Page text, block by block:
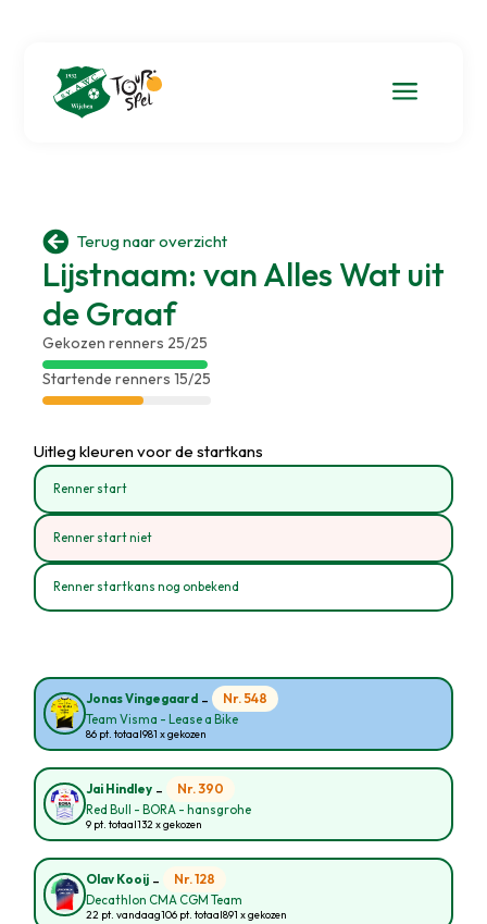
a
 Terug naar overzicht
Lijstnaam: van Alles Wat uit
de Graaf
Gekozen renners 25/25
Startende renners 15/25
Uitleg kleuren voor de startkans
Renner start
Renner start niet
Renner startkans nog onbekend
Jonas Vingegaard - Nr. 548
Team Visma - Lease a Bike
86 pt. totaal981 x gekozen
Jai Hindley - Nr. 390
Red Bull - BORA - hansgrohe
9 pt. totaal132 x gekozen
Olav Kooij - Nr. 128
Decathlon CMA CGM Team
22 pt. vandaag106 pt. totaal891 x gekozen